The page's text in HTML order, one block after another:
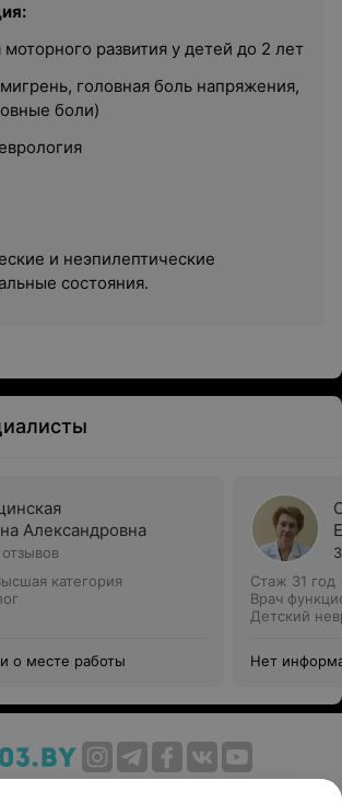
развития у детей до 2 лет
головная боль напряжения,
боли)
и неэпилептические
состояния.
Александровна
категория
о месте работы
Стаж 31 год
Врач
Детский
Нет